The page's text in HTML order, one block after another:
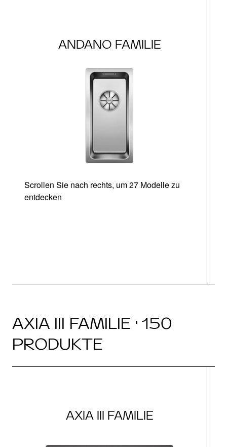
ANDANO FAMILIE
Scrollen Sie nach rechts, um 27 Modelle zu
entdecken
AXIA III FAMILIE · 150
PRODUKTE
AXIA III FAMILIE